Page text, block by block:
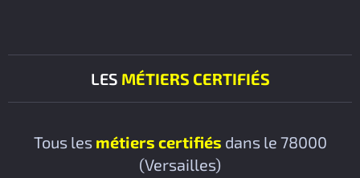
LES MÉTIERS CERTIFIÉS
Tous les métiers certifiés dans le 78000
(Versailles)